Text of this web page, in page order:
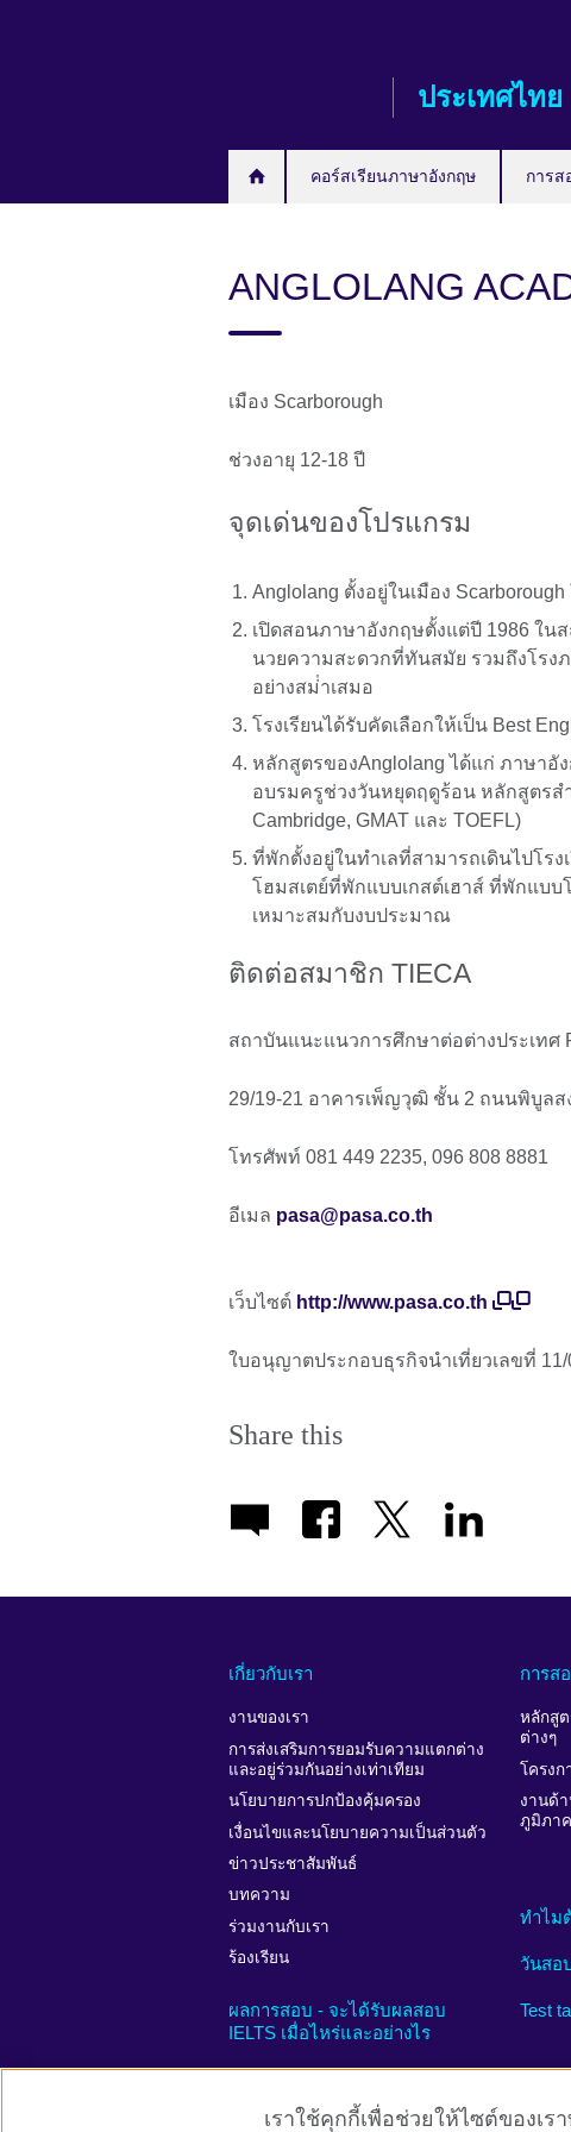
ประเทศไทย
คอร์สเรียนภาษาอังกฤษ การส
ANGLOLANG
เมือง Scarborough
ช่วงอายุ 12-18 ปี
จุดเด่นของโปรแกรม
Anglolang ตั้งอยู่ในเมือง
เปิดสอนภาษาอังกฤษตั้งแต่ปี 1986 ใน
นวยความสะดวกที่ทันสมัย รวมถึงโรง
อย่างสม่ําเสมอ
โรงเรียนได้รับคัดเลือกให้เป็น Best
หลักสูตรของAnglolang ได้แก่ ภาษา
อบรมครูช่วงวันหยุดฤดูร้อน หลักสูตรส
Cambridge, GMAT และ TOEFL)
ที่พักตั้งอยู่ในทำเลที่สามารถเดินไปโร
โฮมสเตย์ที่พักแบบเกสต์เฮาส์ ที่พักแบ
เหมาะสมกับงบประมาณ
ติดต่อสมาชิก TIECA
สถาบันแนะแนวการศึกษาต่อต่างประเทศ
29/19-21 อาคารเพ็ญวุฒิ ชั้น 2 ถนนพิบูลส
โทรศัพท์ 081 449 2235, 096 808 8881
อีเมล pasa@pasa.co.th
เว็บไซต์ http://www.pasa.co.th
ใบอนุญาตประกอบธุรกิจนําเที่ยวเลขที่ 11/
Share this
เกี่ยวกับเรา
งานของเรา
การส่งเสริมการยอมรับความแตกต่าง
และอยู่ร่วมกันอย่างเท่าเทียม
นโยบายการปกป้องคุ้มครอง
เงื่อนไขและนโยบายความเป็นส่วนตัว
ข่าวประชาสัมพันธ์
บทความ
ร่วมงานกับเรา
ร้องเรียน
การส
หลักสู
ต่างๆ
โครงก
งานด้
ภูมิภาค
ทำไม
วันสอ
ผลการสอบ - จะได้รับผลสอบ
IELTS เมื่อไหร่และอย่างไร
Test
เราใช้คุกกี้เพื่อช่วยให้ไซต์ของเ